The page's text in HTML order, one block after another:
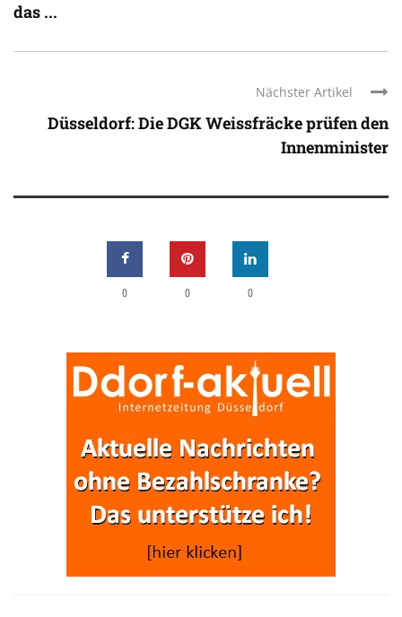
das ...
Nächster Artikel
Düsseldorf: Die DGK Weissfräcke prüfen den
Innenminister
0 0 0